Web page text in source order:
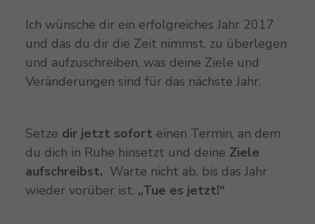
Ich wünsche dir ein erfolgreiches Jahr 2017
und das du dir die Zeit nimmst, zu überlegen
und aufzuschreiben, was deine Ziele und
Veränderungen sind für das nächste Jahr.
Setze dir jetzt sofort einen Termin, an dem
du dich in Ruhe hinsetzt und deine Ziele
aufschreibst. Warte nicht ab, bis das Jahr
wieder vorüber ist. „Tue es jetzt!“